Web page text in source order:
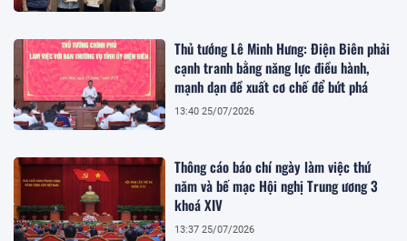
Thủ tướng Lê Minh Hưng: Điện Biên phải
cạnh tranh bằng năng lực điều hành,
mạnh dạn đề xuất cơ chế để bứt phá
13:40 25/07/2026
Thông cáo báo chí ngày làm việc thứ
năm và bế mạc Hội nghị Trung ương 3
khoá XIV
13:37 25/07/2026